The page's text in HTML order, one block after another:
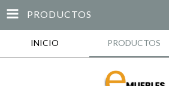
PRODUCTOS
INICIO PRODUCTOS